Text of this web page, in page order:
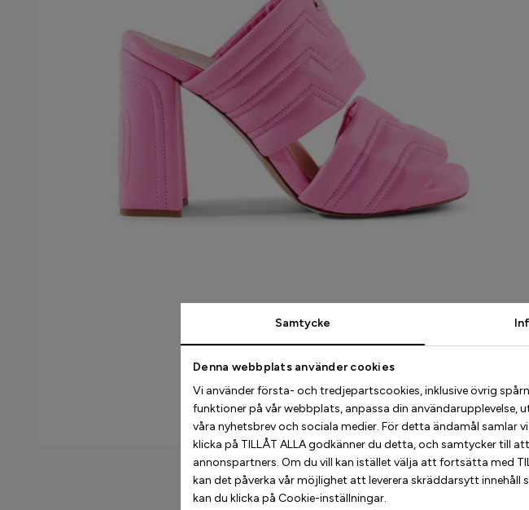
Samtycke
Denna webbplats använder cookies
Vi använder första- och tredjepartscookies, inklusive övrig
funktioner på vår webbplats, anpassa din användarupplevelse,
våra nyhetsbrev och sociala medier. För detta ändamål samlar
klicka på TILLÅT ALLA godkänner du detta, och samtycker till
annonspartners. Om du vill kan istället välja att fortsätta med
kan det påverka vår möjlighet att leverera skräddarsytt
kan du klicka på Cookie-inställningar.
Maty Sandal 9 cm - Pink Leather
780.00 USD